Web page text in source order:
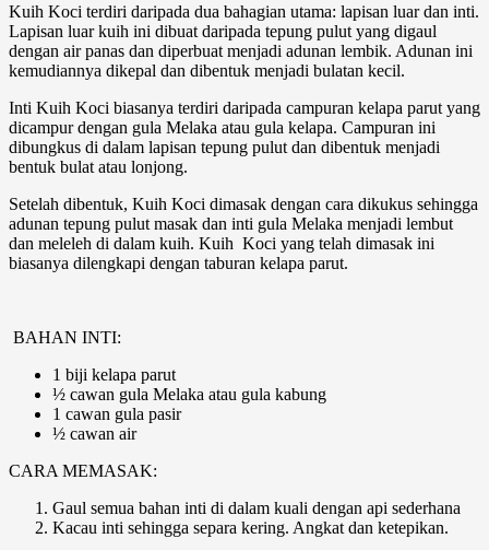
Kuih Koci terdiri daripada dua bahagian utama: lapisan luar dan inti.
Lapisan luar kuih ini dibuat daripada tepung pulut yang digaul
dengan air panas dan diperbuat menjadi adunan lembik. Adunan ini
kemudiannya dikepal dan dibentuk menjadi bulatan kecil.
Inti Kuih Koci biasanya terdiri daripada campuran kelapa parut yang
dicampur dengan gula Melaka atau gula kelapa. Campuran ini
dibungkus di dalam lapisan tepung pulut dan dibentuk menjadi
bentuk bulat atau lonjong.
Setelah dibentuk, Kuih Koci dimasak dengan cara dikukus sehingga
adunan tepung pulut masak dan inti gula Melaka menjadi lembut
dan meleleh di dalam kuih. Kuih Koci yang telah dimasak ini
biasanya dilengkapi dengan taburan kelapa parut.
BAHAN INTI:
1 biji kelapa parut
½ cawan gula Melaka atau gula kabung
1 cawan gula pasir
½ cawan air
CARA MEMASAK:
Gaul semua bahan inti di dalam kuali dengan api sederhana
Kacau inti sehingga separa kering. Angkat dan ketepikan.